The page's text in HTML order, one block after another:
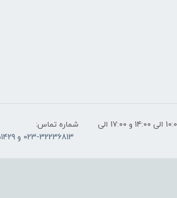
ساعات پاسخگویی: فقط روزهای غیر تعطیل از ساعت 10:00 الی 14:00 و 17:00 الی
شماره تماس:
023-32236813 و 09198551429